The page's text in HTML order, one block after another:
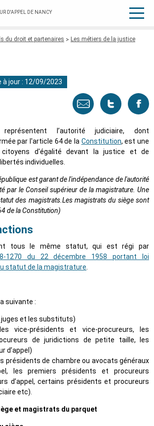
D'APPEL DE NANCY
du droit et partenaires
Les métiers de la justice
jour : 12/09/2023
Envoyer
email
Tweeter
page
l’autorité judiciaire, dont
par l'article 64 de la Constitution, est une
d'égalité devant la justice et de
individuelles.
est garant de l'indépendance de l'autorité
par le Conseil supérieur de la magistrature. Une
des magistrats.Les magistrats du siège sont
de la Constitution)
tous le même statut, qui est régi par
1270 du 22 décembre 1958 portant loi
statut de la magistrature
suivante :
juges et les substituts)
vice-présidents et vice-procureurs, les
de juridictions de petite taille, les
d’appel)
présidents de chambre ou avocats généraux
les premiers présidents et procureurs
d’appel, certains présidents et procureurs
etc).
et magistrats du parquet